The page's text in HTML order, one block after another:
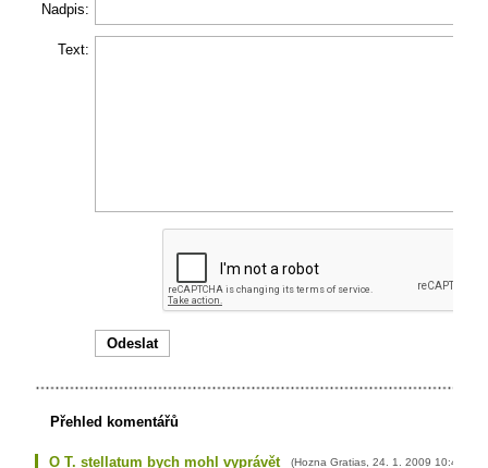
Nadpis:
Text:
Přehled komentářů
O T. stellatum bych mohl vyprávět (Hozna Gratias 24. 1. 2009 10:44